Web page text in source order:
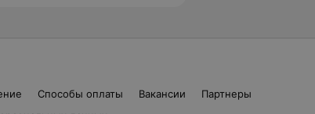
Способы оплаты Вакансии
Партнеры